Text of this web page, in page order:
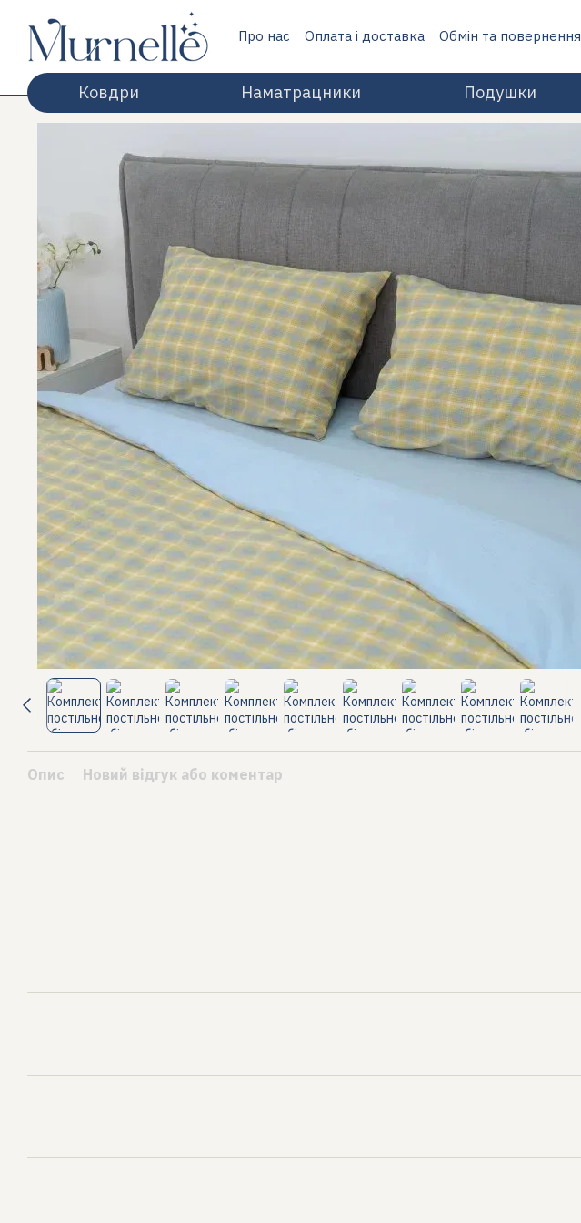
Перейти до основного контенту
Про нас Оплата і доставка Обмін та повернення
Ковдри Наматрацники Подушки
Опис Новий відгук або коментар